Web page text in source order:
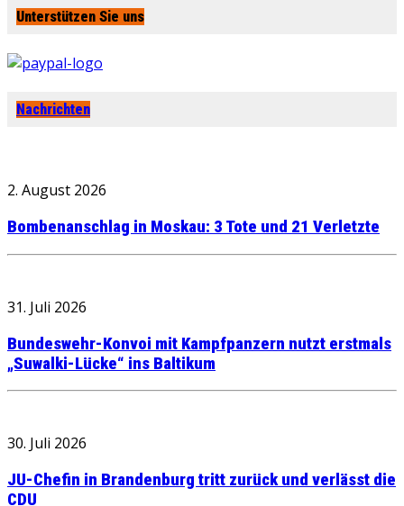
Unterstützen Sie uns
Nachrichten
2. August 2026
Bombenanschlag in Moskau: 3 Tote und 21 Verletzte
31. Juli 2026
Bundeswehr-Konvoi mit Kampfpanzern nutzt erstmals
„Suwalki-Lücke“ ins Baltikum
30. Juli 2026
JU-Chefin in Brandenburg tritt zurück und verlässt die
CDU